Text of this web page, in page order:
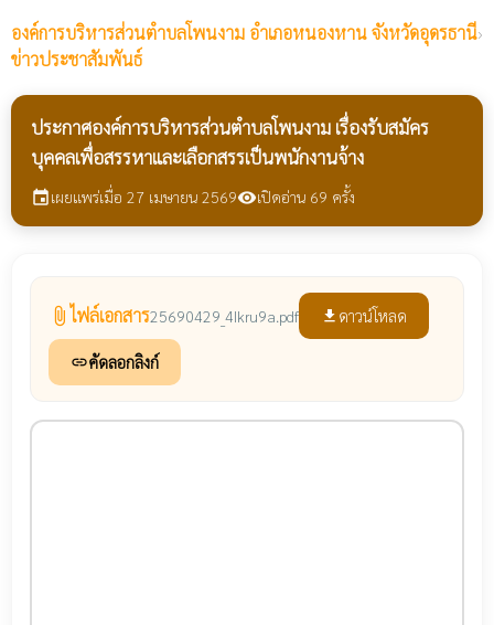
องค์การบริหารส่วนตำบลโพนงาม อำเภอหนองหาน จังหวัดอุดรธานี›
ข่าวประชาสัมพันธ์
ประกาศองค์การบริหารส่วนตำบลโพนงาม เรื่องรับสมัคร
บุคคลเพื่อสรรหาและเลือกสรรเป็นพนักงานจ้าง
eventเผยแพร่เมื่อ 27 เมษายน 2569visibilityเปิดอ่าน 69 ครั้ง
attach_file ไฟล์เอกสาร25690429_4Ikru9a.pdf file_download ดาวน์โหลด
linkคัดลอกลิงก์